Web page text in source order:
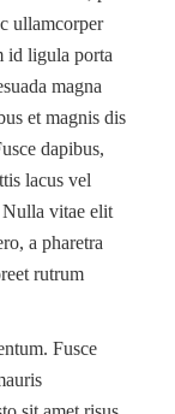
ullamcorper
id ligula porta
magna
et magnis dis
dapibus,
lacus vel
Nulla vitae elit
a pharetra
rutrum
Fusce